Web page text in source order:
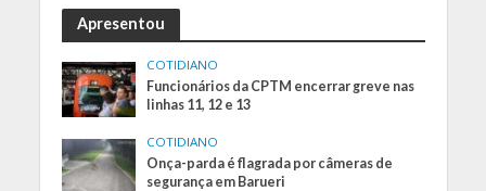
Apresentou
COTIDIANO
Funcionários da CPTM encerrar greve nas
linhas 11, 12 e 13
COTIDIANO
Onça-parda é flagrada por câmeras de
segurança em Barueri